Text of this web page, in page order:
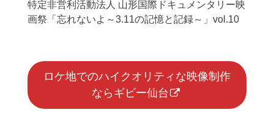
特定非営利活動法人 山形国際ドキュメンタリー映
画祭「忘れないよ～3.11の記憶と記録～」vol.10
ロケ地でのハイクオリティな映像制作
ならギビー仙台